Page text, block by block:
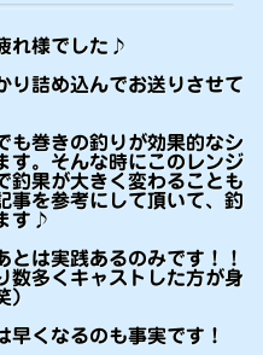
れ様でした♪
り詰め込んでお送りさせて
も巻きの釣りが効果的なシ
す。そんな時にこのレンジ
釣果が大きく変わることも
事を参考にして頂いて、釣
す♪
とは実践あるのみです！！
数多くキャストした方が身
）
早くなるのも事実です！